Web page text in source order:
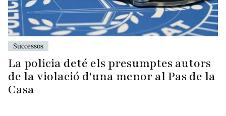
Successos
La policia deté els presumptes autors
de la violació d'una menor al Pas de la
Casa